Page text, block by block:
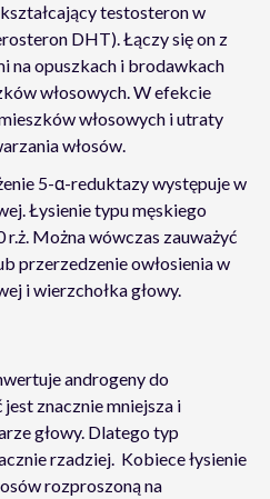
testosteron w
DHT). Łączy się on z
na opuszkach i brodawkach
włosowych. W efekcie
włosowych i utraty
włosów.
5-α-reduktazy występuje w
Łysienie typu męskiego
r.ż. Można wówczas zauważyć
przerzedzenie owłosienia w
i wierzchołka głowy.
androgeny do
znacznie mniejsza i
głowy. Dlatego typ
rzadziej. Kobiece łysienie
rozproszoną na